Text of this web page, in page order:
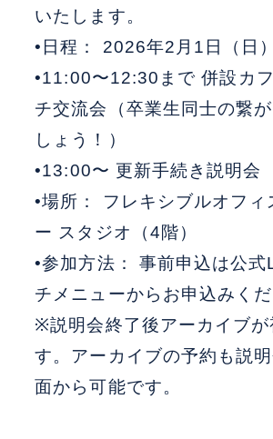
いたします。
•日程： 2026年2月1日（日）
•11:00〜12:30まで 併設カ
チ交流会（卒業生同士の繋
しょう！）
•13:00〜 更新手続き説明会
•場所： フレキシブルオフィ
ー スタジオ（4階）
•参加方法： 事前申込は公式
チメニューからお申込みくだ
※説明会終了後アーカイブ
す。アーカイブの予約も説
面から可能です。